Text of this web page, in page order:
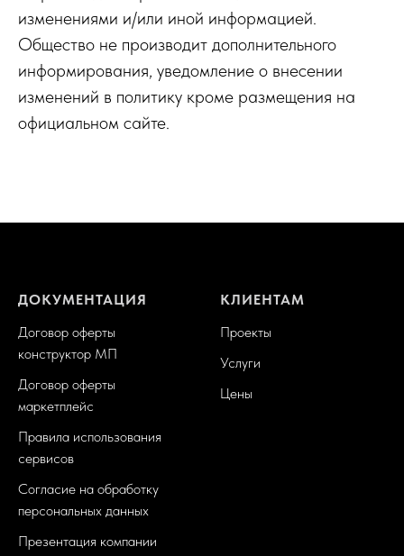
изменениями и/или иной информацией.
Общество не производит дополнительного
информирования, уведомление о внесении
изменений в политику кроме размещения на
официальном сайте.
ДОКУМЕНТАЦИЯ
Договор оферты
конструктор МП
Договор оферты
маркетплейс
Правила использования
сервисов
Согласие на обработку
персональных данных
Презентация компании
КЛИЕНТАМ
Проекты
Услуги
Цены